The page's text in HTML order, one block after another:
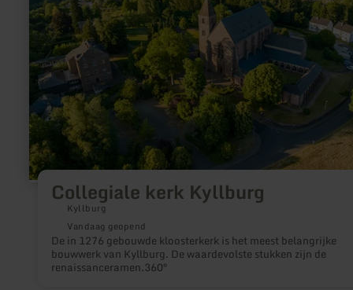
Collegiale kerk Kyllburg
Kyllburg
Vandaag geopend
De in 1276 gebouwde kloosterkerk is het meest belangrijke
bouwwerk van Kyllburg. De waardevolste stukken zijn de
renaissanceramen.360°